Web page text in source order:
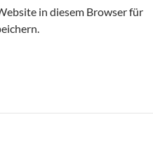
in diesem Browser für